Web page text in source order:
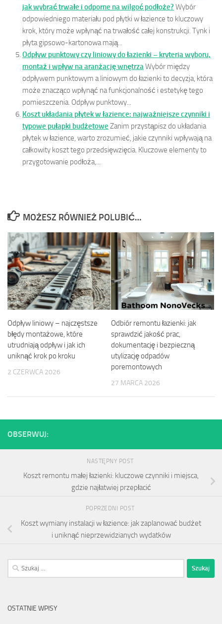
jak wybrać trwałe i odporne na wilgoć podłoże? Wybór
odpowiedniego materiału pod płytki w łazience to kluczowy
krok, który może wpłynąć na trwałość całej konstrukcji. Tynk i
płyta gipsowo-kartonowa mają...
Odpływ punktowy czy liniowy do łazienki – kryteria wyboru,
montaż i wpływ na aranżację wnętrza Wybór między
odpływem punktowym a liniowym do łazienki to decyzja, która
może znacząco wpłynąć na funkcjonalność i estetykę tego
pomieszczenia. Odpływ punktowy...
Koszt układania płytek w łazience: najważniejsze czynniki i
typowe pułapki budżetowe Zanim przystąpisz do układania
płytek w łazience, warto zrozumieć, jakie czynniki wpływają na
całkowity koszt tego przedsięwzięcia. Kluczowe elementy to
przygotowanie podłoża,...
MOŻESZ RÓWNIEŻ POLUBIĆ…
Odpływ liniowy – najczęstsze
błędy montażowe, które
utrudniają odpływ i jak ich
uniknąć krok po kroku
2 CZERWCA 2026
Odbiór remontu łazienki: jak
sprawdzić jakość prac,
dokumentację i bezpieczną
utylizację odpadów
poremontowych
27 MARCA 2026
OBSERWUJ:
NASTĘPNY POST
Koszt remontu małej łazienki: kluczowe czynniki i miejsca,
gdzie najłatwiej przepłacić
POPRZEDNI POST
Koszt wymiany instalacji w łazience: jak zaplanować budżet
i uniknąć nieprzewidzianych wydatków
Szukaj:
OSTATNIE WPISY